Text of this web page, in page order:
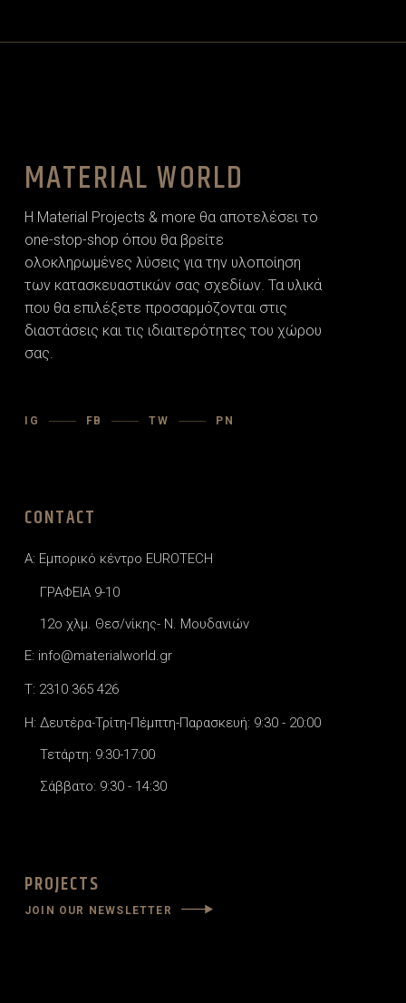
MATERIAL WORLD
Η Material Projects & more θα αποτελέσει το
one-stop-shop όπου θα βρείτε
ολοκληρωμένες λύσεις για την υλοποίηση
των κατασκευαστικών σας σχεδίων. Τα υλικά
που θα επιλέξετε προσαρµόζονται στις
διαστάσεις και τις ιδιαιτερότητες του χώρου
σας.
IG FB TW PN
CONTACT
A: Εμπορικό κέντρο EUROTECH
ΓΡΑΦΕΙΑ 9-10
12o χλμ. Θεσ/νίκης- Ν. Μουδανιών
E: info@materialworld.gr
T: 2310 365 426
H: Δευτέρα-Τρίτη-Πέμπτη-Παρασκευή: 9:30 - 20:00
Τετάρτη: 9:30-17:00
Σάββατο: 9:30 - 14:30
PROJECTS
JOIN OUR NEWSLETTER